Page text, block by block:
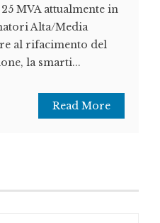
MVA attualmente in
Alta/Media
al rifacimento del
la smarti...
Read More